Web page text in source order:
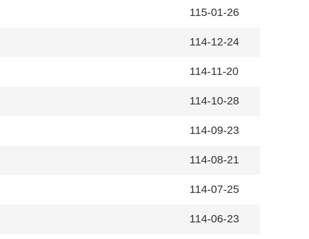
115-01-26
114-12-24
114-11-20
114-10-28
114-09-23
114-08-21
114-07-25
114-06-23